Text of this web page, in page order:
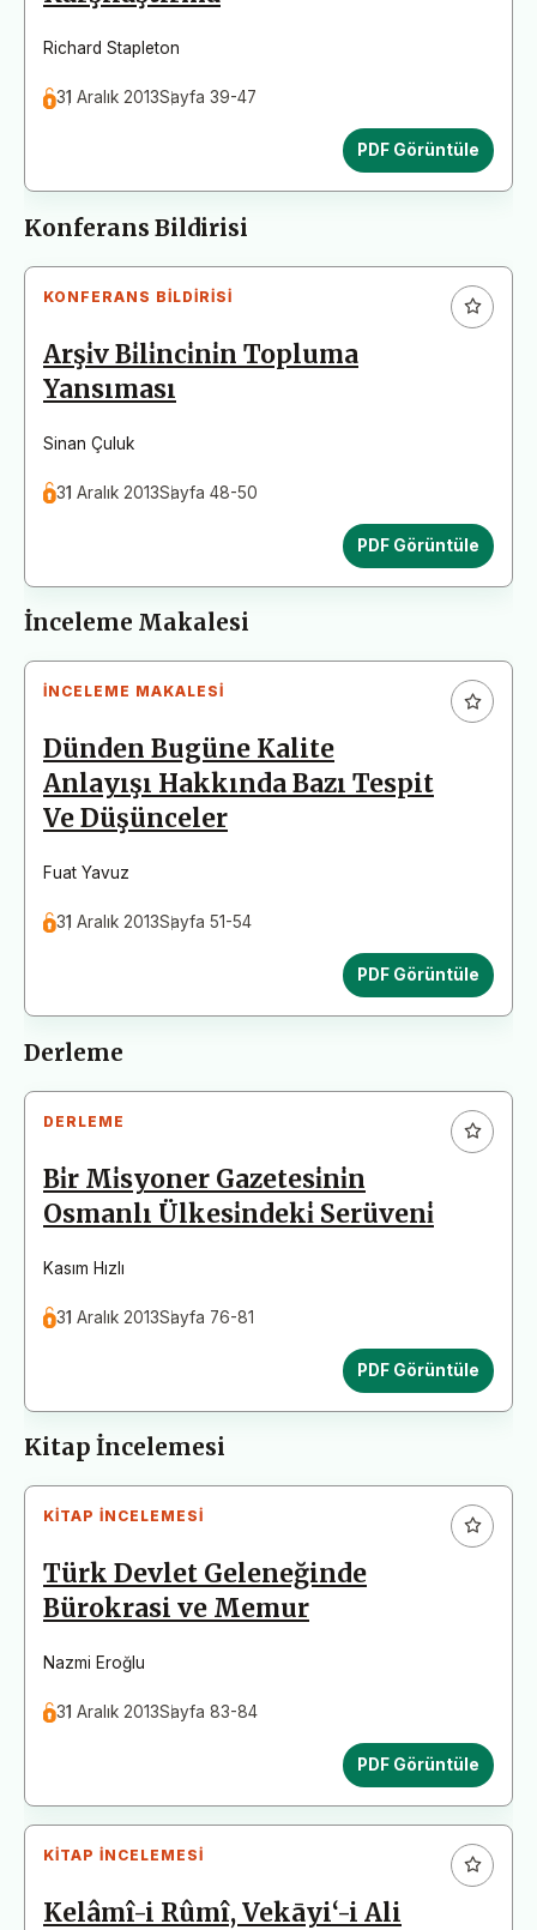
Richard Stapleton
31 Aralık 2013Sayfa 39-47
PDF Görüntüle
Konferans Bildirisi
KONFERANS BILDIRISI
Arşi̇v Bi̇li̇nci̇ni̇n Topluma
Yansıması
Sinan Çuluk
31 Aralık 2013Sayfa 48-50
PDF Görüntüle
İnceleme Makalesi
İNCELEME MAKALESI
Dünden Bugüne Kalite
Anlayışı Hakkında Bazı Tespit
Ve Düşünceler
Fuat Yavuz
31 Aralık 2013Sayfa 51-54
PDF Görüntüle
Derleme
DERLEME
Bi̇r Mi̇syoner Gazetesi̇ni̇n
Osmanlı Ülkesi̇ndeki̇ Serüveni̇
Kasım Hızlı
31 Aralık 2013Sayfa 76-81
PDF Görüntüle
Kitap İncelemesi
KITAP İNCELEMESI
Türk Devlet Geleneğinde
Bürokrasi ve Memur
Nazmi Eroğlu
31 Aralık 2013Sayfa 83-84
PDF Görüntüle
KITAP İNCELEMESI
Kelâmî-i Rûmî, Vekāyi‘-i Ali